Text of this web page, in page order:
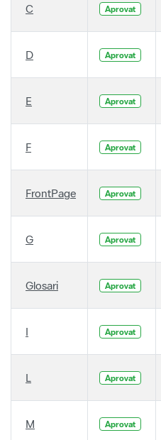
C Aprovat
D Aprovat
E Aprovat
F Aprovat
FrontPage Aprovat
G Aprovat
Glosari Aprovat
I Aprovat
L Aprovat
M Aprovat